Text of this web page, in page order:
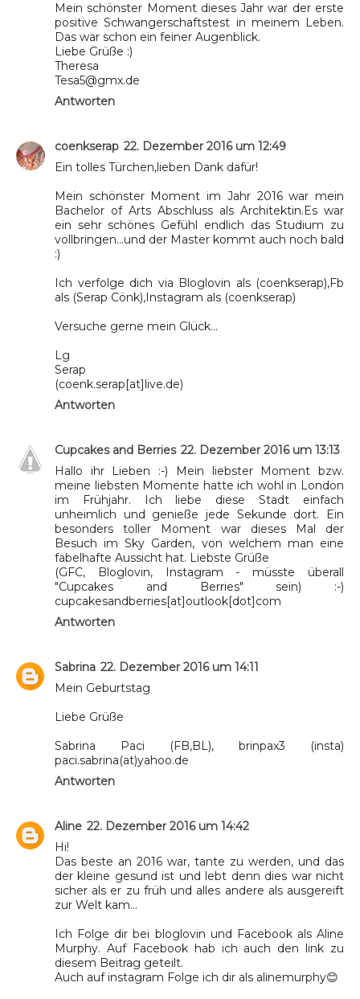
Mein schönster Moment dieses Jahr war der erste
positive Schwangerschaftstest in meinem Leben.
Das war schon ein feiner Augenblick.
Liebe Grüße :)
Theresa
Tesa5@gmx.de
Antworten
coenkserap 22. Dezember 2016 um 12:49
Ein tolles Türchen,lieben Dank dafür!
Mein schönster Moment im Jahr 2016 war mein
Bachelor of Arts Abschluss als Architektin.Es war
ein sehr schönes Gefühl endlich das Studium zu
vollbringen...und der Master kommt auch noch bald
:)
Ich verfolge dich via Bloglovin als (coenkserap),Fb
als (Serap Cönk),Instagram als (coenkserap)
Versuche gerne mein Glück...
Lg
Serap
(coenk.serap[at]live.de)
Antworten
Cupcakes and Berries 22. Dezember 2016 um 13:13
Hallo ihr Lieben :-) Mein liebster Moment bzw.
meine liebsten Momente hatte ich wohl in London
im Frühjahr. Ich liebe diese Stadt einfach
unheimlich und genieße jede Sekunde dort. Ein
besonders toller Moment war dieses Mal der
Besuch im Sky Garden, von welchem man eine
fabelhafte Aussicht hat. Liebste Grüße
(GFC, Bloglovin, Instagram - müsste überall
"Cupcakes and Berries" sein) :-)
cupcakesandberries[at]outlook[dot]com
Antworten
Sabrina 22. Dezember 2016 um 14:11
Mein Geburtstag
Liebe Grüße
Sabrina Paci (FB,BL), brinpax3 (insta)
paci.sabrina(at)yahoo.de
Antworten
Aline 22. Dezember 2016 um 14:42
Hi!
Das beste an 2016 war, tante zu werden, und das
der kleine gesund ist und lebt denn dies war nicht
sicher als er zu früh und alles andere als ausgereift
zur Welt kam...
Ich Folge dir bei bloglovin und Facebook als Aline
Murphy. Auf Facebook hab ich auch den link zu
diesem Beitrag geteilt.
Auch auf instagram Folge ich dir als alinemurphy😊